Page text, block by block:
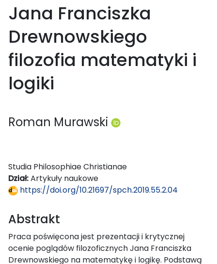
Jana Franciszka
Drewnowskiego
filozofia matematyki i
logiki
Roman Murawski
Studia Philosophiae Christianae
Dział:Artykuły naukowe
https://doi.org/10.21697/spch.2019.55.2.04
Abstrakt
Praca poświęcona jest prezentacji i krytycznej
ocenie poglądów filozoficznych Jana Franciszka
Drewnowskiego na matematykę i logikę. Podstawą